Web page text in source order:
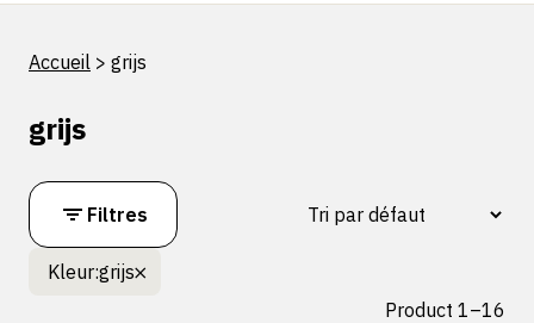
Accueil > grijs
grijs
Filtres
Kleur:grijs
Product 1–16